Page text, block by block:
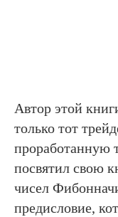
Автор этой
только тот
проработанную
посвятил свою
чисел
предисловие,